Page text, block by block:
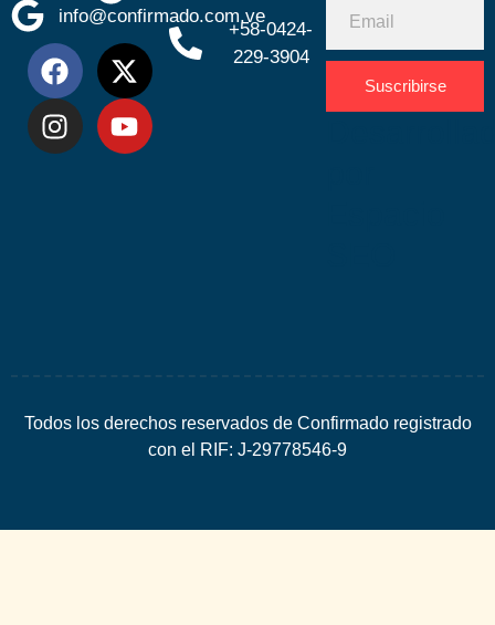
info@confirmado.com.ve
+58-0424-
229-3904
Suscribirse
Todos los derechos reservados de Confirmado registrado
con el RIF: J-29778546-9